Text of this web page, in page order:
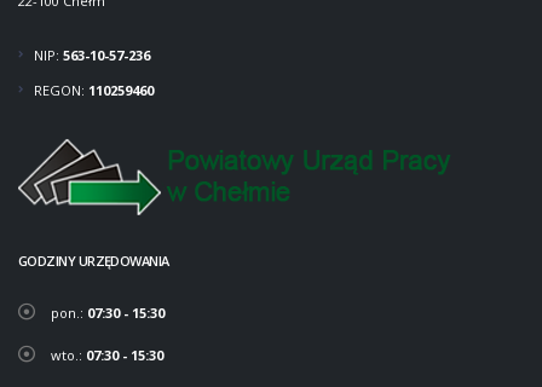
NIP: 563-10-57-236
REGON: 110259460
GODZINY URZĘDOWANIA
pon.: 07:30 - 15:30
wto.: 07:30 - 15:30